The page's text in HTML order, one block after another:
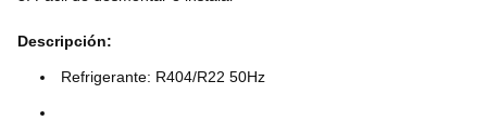
Descripción:
Refrigerante: R404/R22 50Hz